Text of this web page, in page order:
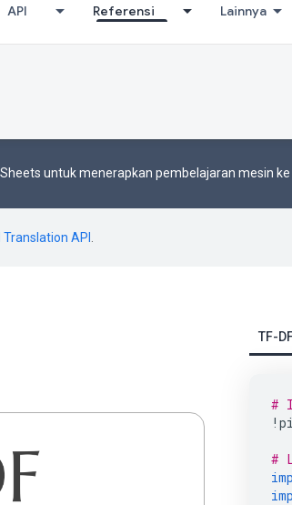
API Referensi Lainnya
untuk menerapkan pembelajaran mesin
Translation API
TF-
#
!
#